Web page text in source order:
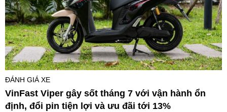
ĐÁNH GIÁ XE
VinFast Viper gây sốt tháng 7 với vận hành ổn
định, đổi pin tiện lợi và ưu đãi tới 13%